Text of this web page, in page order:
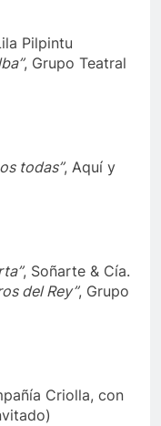
Pilpintu
, Grupo Teatral
todas”, Aquí y
, Soñarte & Cía.
del Rey”, Grupo
Criolla, con